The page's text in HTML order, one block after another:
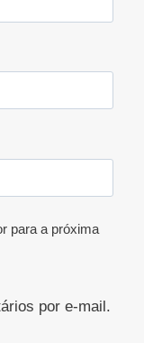
para a próxima
por e-mail.